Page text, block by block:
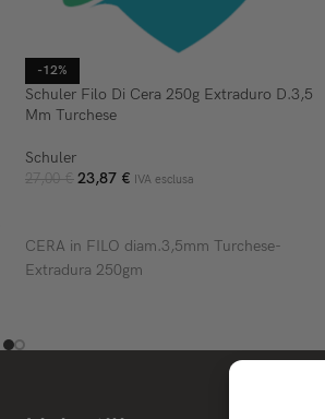
-12%
Schuler Filo Di Cera 250g Extraduro D.3,5
Mm Turchese
Schuler
27,00€ 23,87 € IVA esclusa
CERA in FILO diam.3,5mm Turchese-
Extradura 250gm